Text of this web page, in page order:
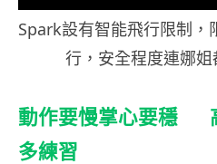
Spark設有智能飛行限制，
行，安全程度連娜姐
動作要慢掌心要穩
多練習